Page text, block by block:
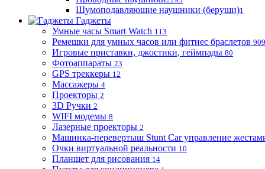
Шумоподавляющие наушники (беруши)1
Гаджеты
Умные часы Smart Watch 113
Ремешки для умных часов или фитнес браслетов 909
Игровые приставки, джостики, геймпады 80
Фотоаппараты 23
GPS треккеры 12
Массажеры 4
Проекторы 2
3D Ручки 2
WIFI модемы 8
Лазерные проекторы 2
Машинка-перевертыш Stunt Car управление
Очки виртуальной реальности 10
Планшет для рисования 14